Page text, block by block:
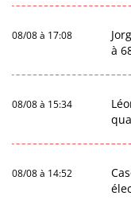
08/08 à 17:08
à
08/08 à 15:34
08/08 à 14:52